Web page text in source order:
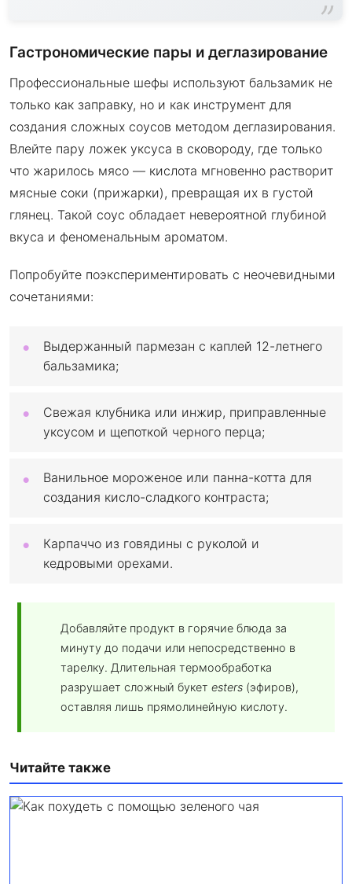
Гастрономические пары и деглазирование
Профессиональные шефы используют бальзамик не
только как заправку, но и как инструмент для
создания сложных соусов методом деглазирования.
Влейте пару ложек уксуса в сковороду, где только
что жарилось мясо — кислота мгновенно растворит
мясные соки (прижарки), превращая их в густой
глянец. Такой соус обладает невероятной глубиной
вкуса и феноменальным ароматом.
Попробуйте поэкспериментировать с неочевидными
сочетаниями:
Выдержанный пармезан с каплей 12-летнего
бальзамика;
Свежая клубника или инжир, приправленные
уксусом и щепоткой черного перца;
Ванильное мороженое или панна-котта для
создания кисло-сладкого контраста;
Карпаччо из говядины с руколой и
кедровыми орехами.
Добавляйте продукт в горячие блюда за
минуту до подачи или непосредственно в
тарелку. Длительная термообработка
разрушает сложный букет esters (эфиров),
оставляя лишь прямолинейную кислоту.
Читайте также